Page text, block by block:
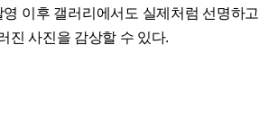
영 이후 갤러리에서도 실제처럼 선명하고
진 사진을 감상할 수 있다.